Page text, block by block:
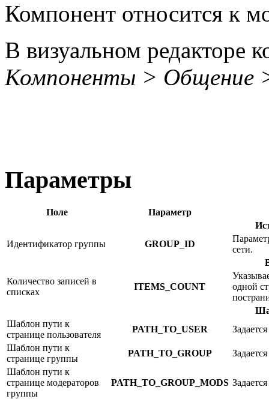
Компонент относится к
В визуальном редакторе
Компоненты > Общение
Параметры
Поле
Параметр
Идентификатор группы
GROUP_ID
сети.
Количество записей в
списках
ITEMS_COUNT
одной
Шаблон пути к
странице пользователя
PATH_TO_USER
Шаблон пути к
странице группы
PATH_TO_GROUP
Шаблон пути к
странице модераторов
группы
PATH_TO_GROUP_MODS